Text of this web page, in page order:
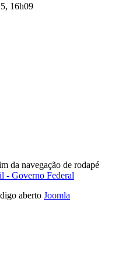
16h09
da navegação de rodapé
aberto Joomla